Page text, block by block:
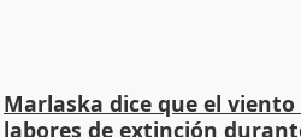
Marlaska dice que el
labores de extinción